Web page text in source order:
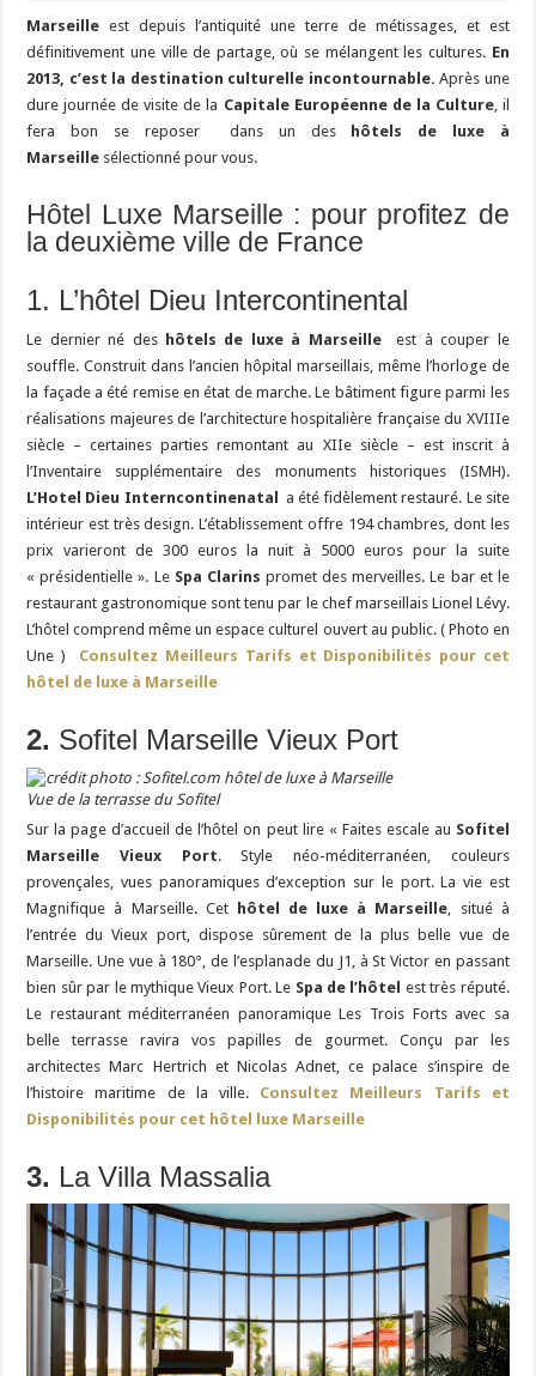
Marseille est depuis l’antiquité une terre de métissages, et est
définitivement une ville de partage, où se mélangent les cultures. En
2013, c’est la destination culturelle incontournable. Après une
dure journée de visite de la Capitale Européenne de la Culture, il
fera bon se reposer dans un des
hôtels de luxe à
Marseille sélectionné pour vous.
Hôtel Luxe Marseille : pour profitez de
la deuxième ville de France
1. L’hôtel Dieu Intercontinental
Le dernier né des hôtels de luxe à Marseilleest à couper le
souffle. Construit dans l’ancien hôpital marseillais, même l’horloge de
la façade a été remise en état de marche. Le bâtiment figure parmi les
réalisations majeures de l’architecture hospitalière française du XVIIIe
siècle – certaines parties remontant au XIIe siècle – est inscrit à
l’Inventaire supplémentaire des monuments historiques (ISMH).
L’Hotel Dieu Interncontinenatal
a été fidèlement restauré. Le site
intérieur est très design. L’établissement offre 194 chambres, dont les
prix varieront de 300 euros la nuit à 5000 euros pour la suite
« présidentielle ». Le Spa Clarins promet des merveilles. Le bar et le
restaurant gastronomique sont tenu par le chef marseillais Lionel Lévy.
L’hôtel comprend même un espace culturel ouvert au public. ( Photo en
Une ) Consultez Meilleurs Tarifs et Disponibilités pour cet
hôtel de luxe à Marseille
2. Sofitel Marseille Vieux Port
Vue de la terrasse du Sofitel
Sur la page d’accueil de l’hôtel on peut lire « Faites escale au Sofitel
Marseille Vieux Port. Style néo-méditerranéen, couleurs
provençales, vues panoramiques d’exception sur le port. La vie est
Magnifique à Marseille. Cethôtel de luxe à Marseille , situé à
l’entrée du Vieux port, dispose sûrement de la plus belle vue de
Marseille. Une vue à 180°, de l’esplanade du J1, à St Victor en passant
bien sûr par le mythique Vieux Port. Le Spa de l’hôtel est très réputé.
Le restaurant méditerranéen panoramique Les Trois Forts avec sa
belle terrasse ravira vos papilles de gourmet. Conçu par les
architectes Marc Hertrich et Nicolas Adnet, ce palace s’inspire de
l’histoire maritime de la ville. Consultez Meilleurs Tarifs et
Disponibilités pour cet hôtel luxe Marseille
3. La Villa Massalia